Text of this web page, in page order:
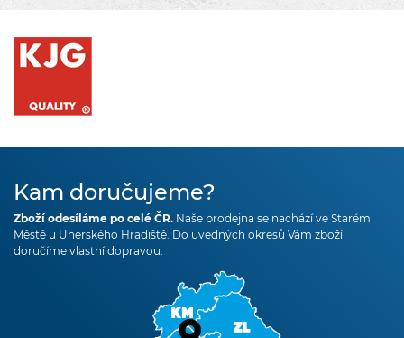
Kam doručujeme?
Zboží odesíláme po celé ČR. Naše prodejna se nachází ve Starém
Městě u Uherského Hradiště. Do uvedných okresů Vám zboží
doručíme vlastní dopravou.